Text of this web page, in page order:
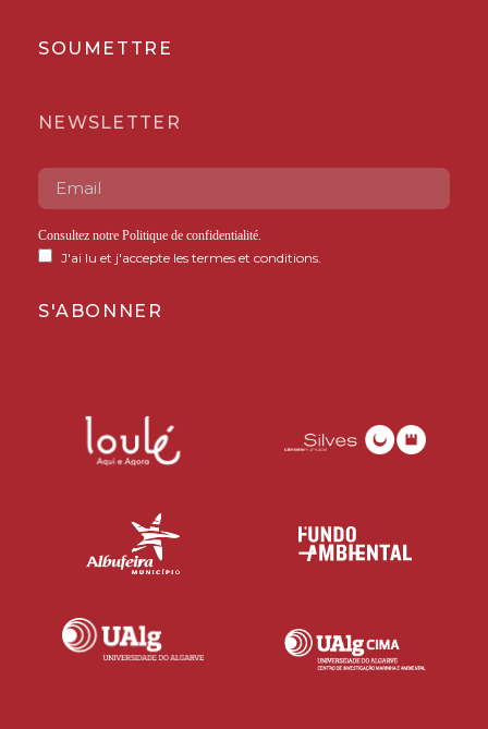
SOUMETTRE
NEWSLETTER
Consultez notre Politique de confidentialité
J'ai lu et j'accepte les termes et conditions.